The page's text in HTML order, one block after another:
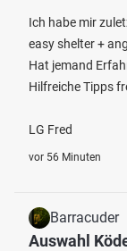
Ich habe mir
easy shelter +
Hat jemand
Hilfreiche Tipps
LG Fred
vor 56 Minuten
Barracuder
Auswahl